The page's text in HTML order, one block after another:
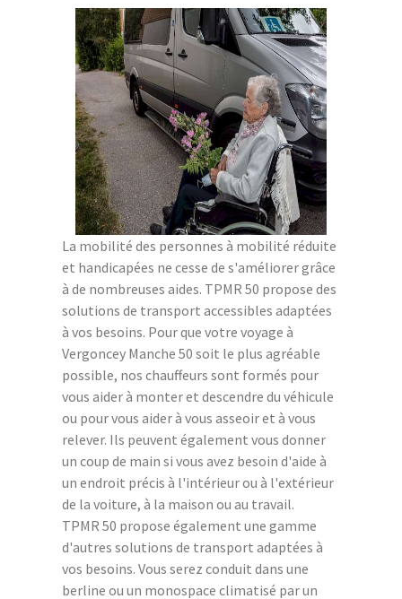
La mobilité des personnes à mobilité réduite
et handicapées ne cesse de s'améliorer grâce
à de nombreuses aides. TPMR 50 propose des
solutions de transport accessibles adaptées
à vos besoins. Pour que votre voyage à
Vergoncey Manche 50 soit le plus agréable
possible, nos chauffeurs sont formés pour
vous aider à monter et descendre du véhicule
ou pour vous aider à vous asseoir et à vous
relever. Ils peuvent également vous donner
un coup de main si vous avez besoin d'aide à
un endroit précis à l'intérieur ou à l'extérieur
de la voiture, à la maison ou au travail.
TPMR 50 propose également une gamme
d'autres solutions de transport adaptées à
vos besoins. Vous serez conduit dans une
berline ou un monospace climatisé par un